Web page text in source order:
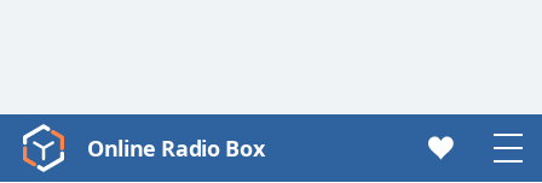
Video
Online Radio Box